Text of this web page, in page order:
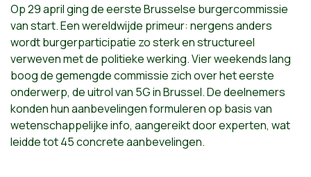
Op 29 april ging de eerste Brusselse burgercommissie
van start. Een wereldwijde primeur: nergens anders
wordt burgerparticipatie zo sterk en structureel
verweven met de politieke werking. Vier weekends lang
boog de gemengde commissie zich over het eerste
onderwerp, de uitrol van 5G in Brussel. De deelnemers
konden hun aanbevelingen formuleren op basis van
wetenschappelijke info, aangereikt door experten, wat
leidde tot 45 concrete aanbevelingen.